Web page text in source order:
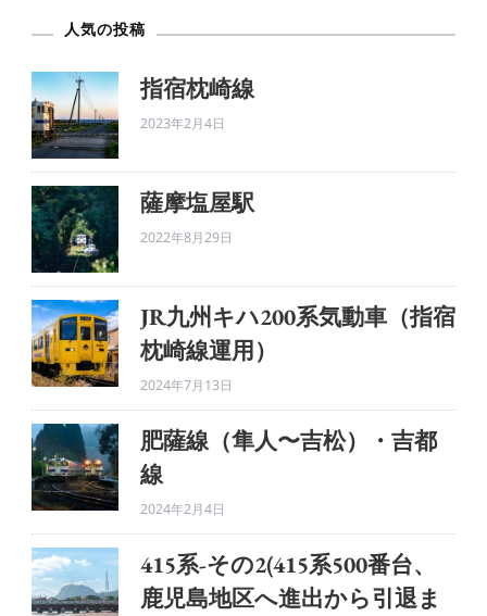
駅
の
人気の投稿
指宿枕崎線
2023年2月4日
薩摩塩屋駅
2022年8月29日
JR九州キハ200系気動車（指宿
枕崎線運用）
2024年7月13日
肥薩線（隼人〜吉松）・吉都
線
2024年2月4日
415系-その2(415系500番台、
鹿児島地区へ進出から引退ま